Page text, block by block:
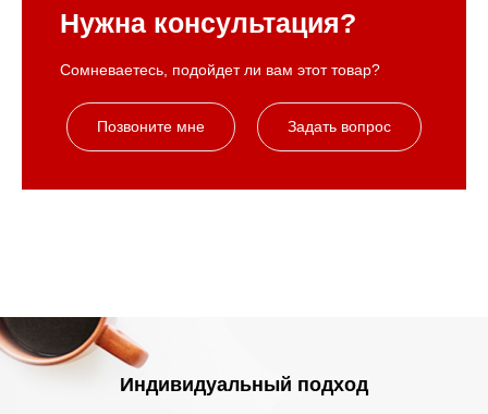
Нужна консультация?
Сомневаетесь, подойдет ли вам этот товар?
Позвоните мне Задать вопрос
Индивидуальный подход